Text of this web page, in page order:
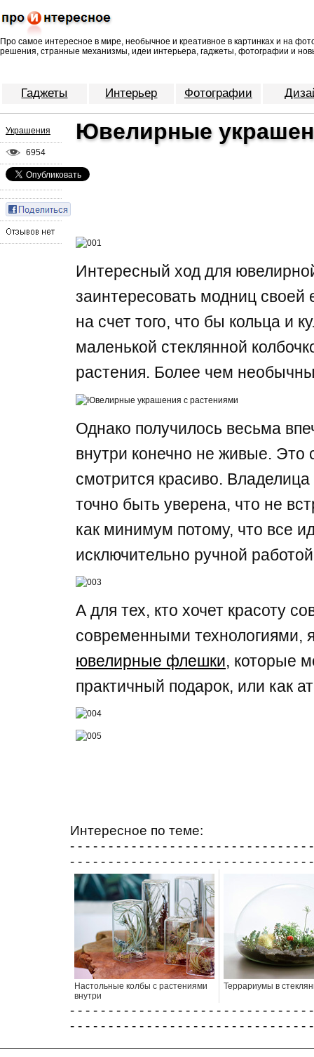
Про самое интересное в мире, необычное и креативное в картинках и на
решения, странные механизмы, идеи интерьера, гаджеты, фотографии и
Гаджеты Интерьер Фотографии
Украшения
6954
Ювелирные
Интересный ход для
заинтересовать модниц своей
на счет того, что бы кольца и
маленькой стеклянной
растения. Более чем
Однако получилось весьма
внутри конечно не живые. Это
смотрится красиво.
точно быть уверена, что не
как минимум потому, что все
исключительно ручной
А для тех, кто хочет красоту
современными технологиями,
ювелирные флешки, которые
практичный подарок, или как
Интересное по теме:
- - - - - - - - - - - - - - - - - - - - - - - - - - - - - - -
- - - - - - - - - - - - - - - - - - - - - - - - - - - - - - -
Настольные колбы с растениями
внутри
Террариумы в
- - - - - - - - - - - - - - - - - - - - - - - - - - - - - - -
- - - - - - - - - - - - - - - - - - - - - - - - - - - - - - -